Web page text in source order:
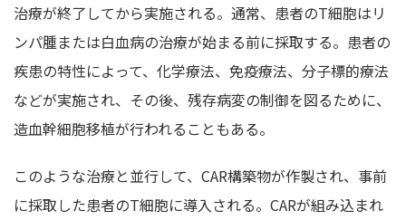
治療が終了してから実施される。通常、患者のT細胞はリ
ンパ腫または白血病の治療が始まる前に採取する。患者の
疾患の特性によって、化学療法、免疫療法、分子標的療法
などが実施され、その後、残存病変の制御を図るために、
造血幹細胞移植が行われることもある。
このような治療と並行して、CAR構築物が作製され、事前
に採取した患者のT細胞に導入される。CARが組み込まれ